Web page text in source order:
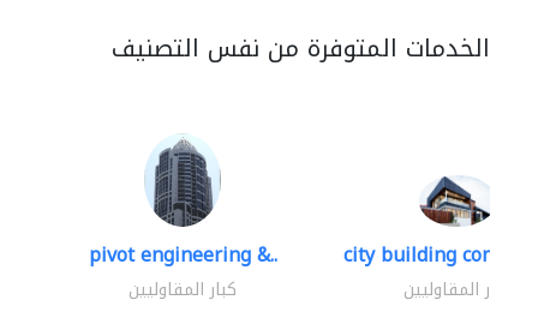
الخدمات المتوفرة من نفس التصنيف
pivot engineering &..
كبار المقاوليين
city building
كبار المقاوليين